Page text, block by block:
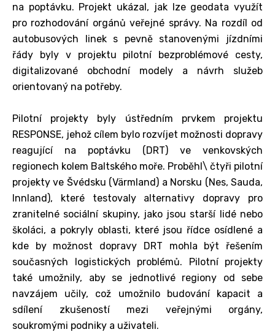
na poptávku. Projekt ukázal, jak lze geodata využít
pro rozhodování orgánů veřejné správy. Na rozdíl od
autobusových linek s pevně stanovenými jízdními
řády byly v projektu pilotní bezproblémové cesty,
digitalizované obchodní modely a návrh služeb
orientovaný na potřeby.
Pilotní projekty byly ústředním prvkem projektu
RESPONSE, jehož cílem bylo rozvíjet možnosti dopravy
reagující na poptávku (DRT) ve venkovských
regionech kolem Baltského moře. Proběhl\ čtyři pilotní
projekty ve Švédsku (Värmland) a Norsku (Nes, Sauda,
Innland), které testovaly alternativy dopravy pro
zranitelné sociální skupiny, jako jsou starší lidé nebo
školáci, a pokryly oblasti, které jsou řídce osídlené a
kde by možnost dopravy DRT mohla být řešením
současných logistických problémů. Pilotní projekty
také umožnily, aby se jednotlivé regiony od sebe
navzájem učily, což umožnilo budování kapacit a
sdílení zkušeností mezi veřejnými orgány,
soukromými podniky a uživateli.